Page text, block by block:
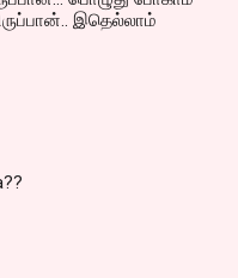
இதெல்லாம்